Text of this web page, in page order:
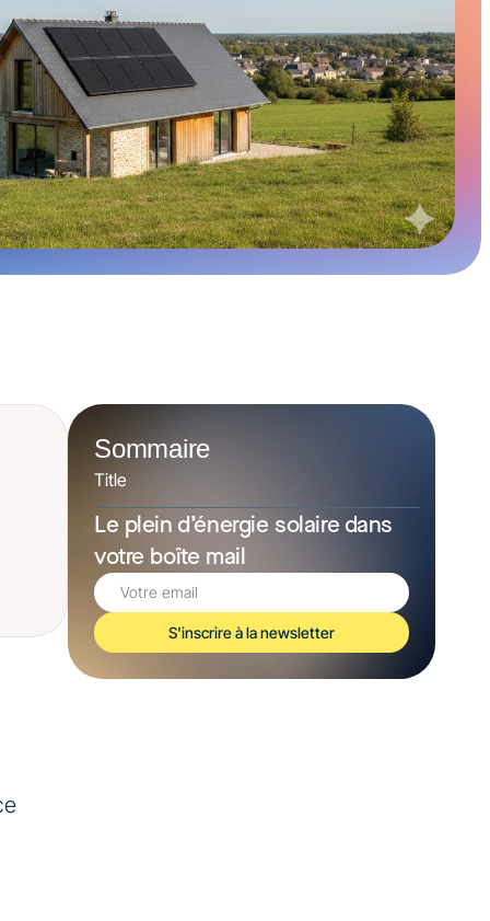
Sommaire
Title
Le plein d’énergie solaire dans
votre boîte mail
S'inscrire à la newsletter